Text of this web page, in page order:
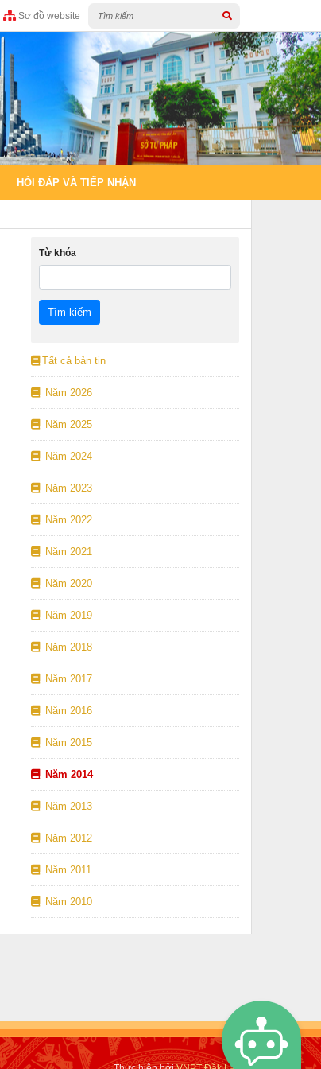
Sơ đồ website
HỎI ĐÁP VÀ TIẾP NHẬN
Từ khóa
Tất cả bản tin
Năm 2026
Năm 2025
Năm 2024
Năm 2023
Năm 2022
Năm 2021
Năm 2020
Năm 2019
Năm 2018
Năm 2017
Năm 2016
Năm 2015
Năm 2014
Năm 2013
Năm 2012
Năm 2011
Năm 2010